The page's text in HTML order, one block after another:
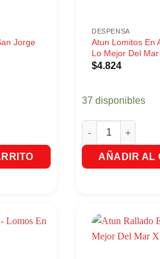
Jorge
Jorge X580Gr. cantidad
DESPENSA
Atun Lomitos En
Lo Mejor Del Mar
$4.824
37 disponibles
Atun Lomitos En
AÑADIR AL